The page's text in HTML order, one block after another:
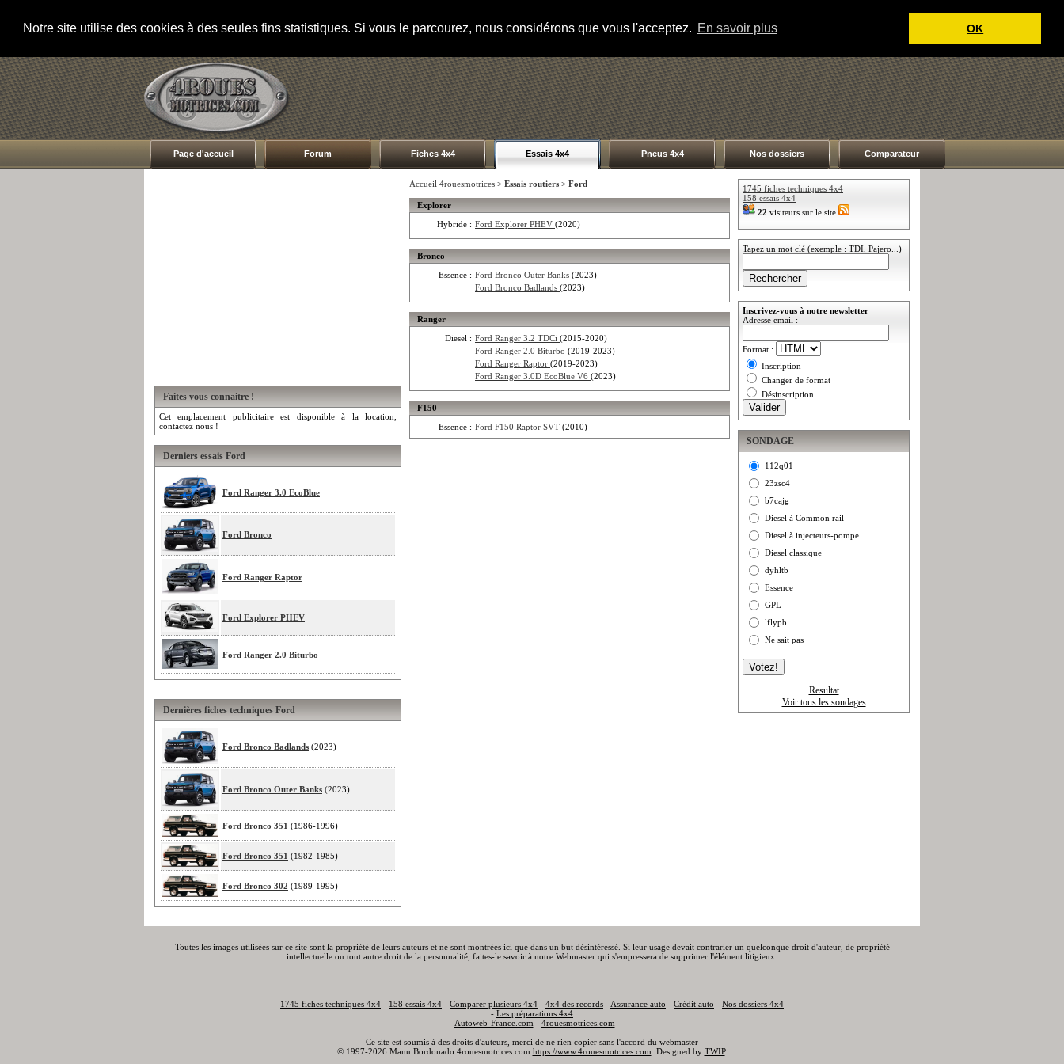
Notre site utilise des cookies à des seules fins statistiques. Si vous le parcourez, nous considérons que vous l'acceptez. En savoir plus OK
Page d'accueil Forum Fiches 4x4 Essais 4x4 Pneus 4x4 Nos dossiers Comparateur
Faites vous connaitre !
Cet emplacement publicitaire est disponible à la location,
contactez nous !
Derniers essais Ford
Ford Ranger 3.0 EcoBlue
Ford Bronco
Ford Ranger Raptor
Ford Explorer PHEV
Ford Ranger 2.0 Biturbo
Dernières fiches techniques Ford
Ford Bronco Badlands (2023)
Ford Bronco Outer Banks (2023)
Ford Bronco 351 (1986-1996)
Ford Bronco 351 (1982-1985)
Ford Bronco 302 (1989-1995)
Accueil 4rouesmotrices > Essais routiers > Ford
Explorer
Hybride : Ford Explorer PHEV (2020)
Bronco
Essence : Ford Bronco Outer Banks (2023)
Ford Bronco Badlands (2023)
Ranger
Diesel : Ford Ranger 3.2 TDCi (2015-2020)
Ford Ranger 2.0 Biturbo (2019-2023)
Ford Ranger Raptor (2019-2023)
Ford Ranger 3.0D EcoBlue V6 (2023)
F150
Essence : Ford F150 Raptor SVT (2010)
1745 fiches techniques 4x4
158 essais 4x4
22 visiteurs sur le site
Tapez un mot clé (exemple : TDI, Pajero...)
Inscrivez-vous à notre newsletter
Adresse email :
Format :
Inscription
Changer de format
Désinscription
SONDAGE
112q01
23zsc4
b7cajg
Diesel à Common rail
Diesel à injecteurs-pompe
Diesel classique
dyhltb
Essence
GPL
lflypb
Ne sait pas
Resultat
Voir tous les sondages
Toutes les images utilisées sur ce site sont la propriété de leurs auteurs et ne sont montrées ici que dans un but désintéressé. Si leur usage devait contrarier un quelconque droit d'auteur, de propriété
intellectuelle ou tout autre droit de la personnalité, faites-le savoir à notre Webmaster qui s'empressera de supprimer l'élément litigieux.
1745 fiches techniques 4x4 - 158 essais 4x4 - Comparer plusieurs 4x4 - 4x4 des records - Assurance auto - Crédit auto - Nos dossiers 4x4
- Les préparations 4x4
- Autoweb-France.com - 4rouesmotrices.com
Ce site est soumis à des droits d'auteurs, merci de ne rien copier sans l'accord du webmaster
© 1997-2026 Manu Bordonado 4rouesmotrices.com https://www.4rouesmotrices.com . Designed by TWIP.